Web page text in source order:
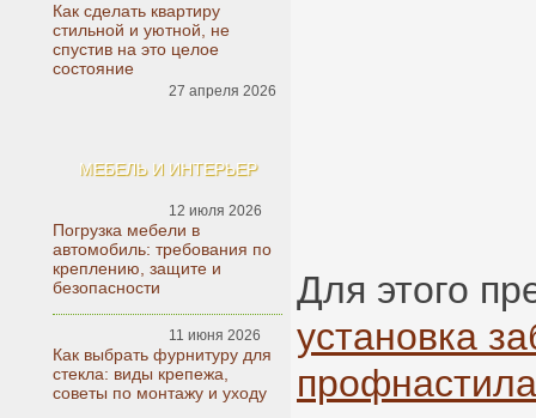
Как сделать квартиру
стильной и уютной, не
спустив на это целое
состояние
27 апреля 2026
МЕБЕЛЬ И ИНТЕРЬЕР
12 июля 2026
Погрузка мебели в
автомобиль: требования по
креплению, защите и
безопасности
11 июня 2026
Как выбрать фурнитуру для
стекла: виды крепежа,
советы по монтажу и уходу
Для этого
установка
профнастила